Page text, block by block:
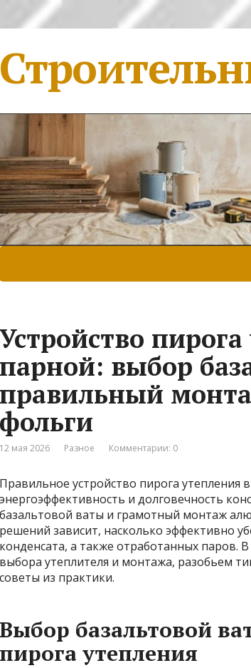
Устройство
парной: выбор
правильный
фольги
12 мая 2026 Разное Комментарии: 0
Правильное устройство пирога
энергоэффективность и долговечность
базальтовой ваты и грамотный монтаж
решений зависит, насколько эффективно
конденсата, а также отработанных паров.
выбора утеплителя и монтажа, разобьем
советы из практики.
Выбор базальтовой
пирога утепления